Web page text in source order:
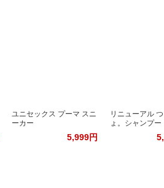
ユニセックス プーマ スニ
ーカー
5,999円
リニューアル
ょ。シャンプー